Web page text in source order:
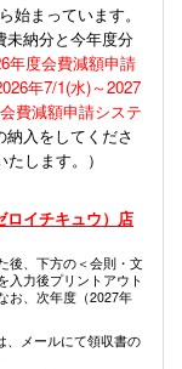
始まっています。
未納分と今年度分
年度会費減額申請
年7/1(水)～2027
費減額申請システ
入をしてくださ
します。）
ロイチキュウ）店
後、下方の＜会則・文
入力後プリントアウト
お、次年度（2027年
、メールにて領収書の